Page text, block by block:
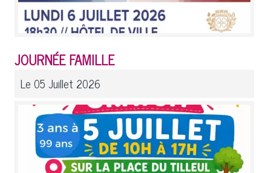
JOURNÉE FAMILLE
Le 05 Juillet 2026